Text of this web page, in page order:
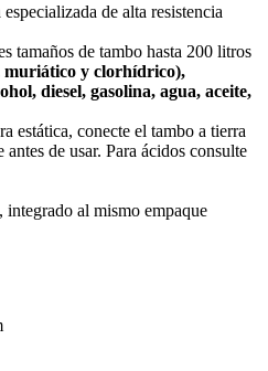
de alta resistencia
tamaños de tambo hasta 200 litros
muriático y clorhídrico),
diesel, gasolina, agua, aceite,
estática, conecte el tambo a tierra
de usar. Para ácidos consulte
integrado al mismo empaque